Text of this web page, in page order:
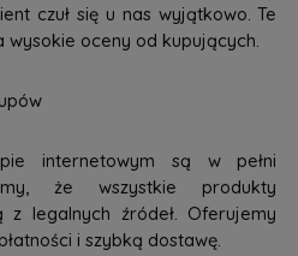
czuł się u nas wyjątkowo. Te
wysokie oceny od kupujących.
internetowym są w pełni
że wszystkie produkty
legalnych źródeł. Oferujemy
i szybką dostawę.